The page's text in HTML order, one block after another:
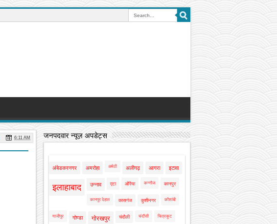
6:11 AM जनपदवार न्यूज़ अपडेट्स
अंबेडकरनगर अमरोहा अमेठी अलीगढ़ आगरा इटावा
इलाहाबाद उन्नाव एटा औरैया कन्नौज कानपुर
कानपुर देहात कासगंज कुशीनगर कौशांबी
गाजीपुर गोण्डा गोरखपुर चंदौली चंदौसी चित्रकूट